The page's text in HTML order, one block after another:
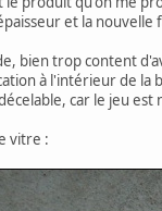
et la nouvelle
bien trop content
à l'intérieur de la
car le jeu est
vitre :